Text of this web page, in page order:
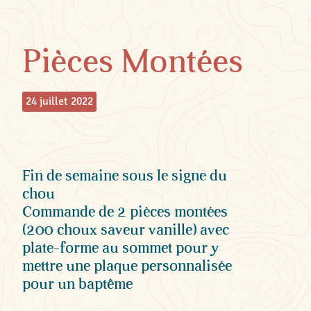
Pièces Montées
24 juillet 2022
Fin de semaine sous le signe du
chou
Commande de 2 pièces montées
(200 choux saveur vanille) avec
plate-forme au sommet pour y
mettre une plaque personnalisée
pour un baptême